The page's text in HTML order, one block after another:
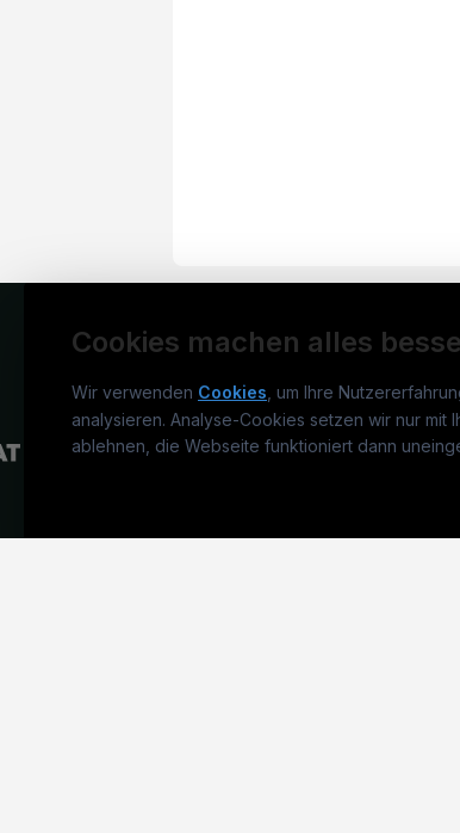
Cookies machen alles
Wir verwenden Cookies , um Ihre
analysieren. Analyse-Cookies setzen wir nur mit
ablehnen, die Webseite funktioniert dann
informatikjobs.at Jobs